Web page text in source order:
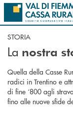
Salta al contenuto
STORIA
La nostra
Quella della Casse
radici in Trentino e
di fine ‘800 agli
fino alle nuove sfide